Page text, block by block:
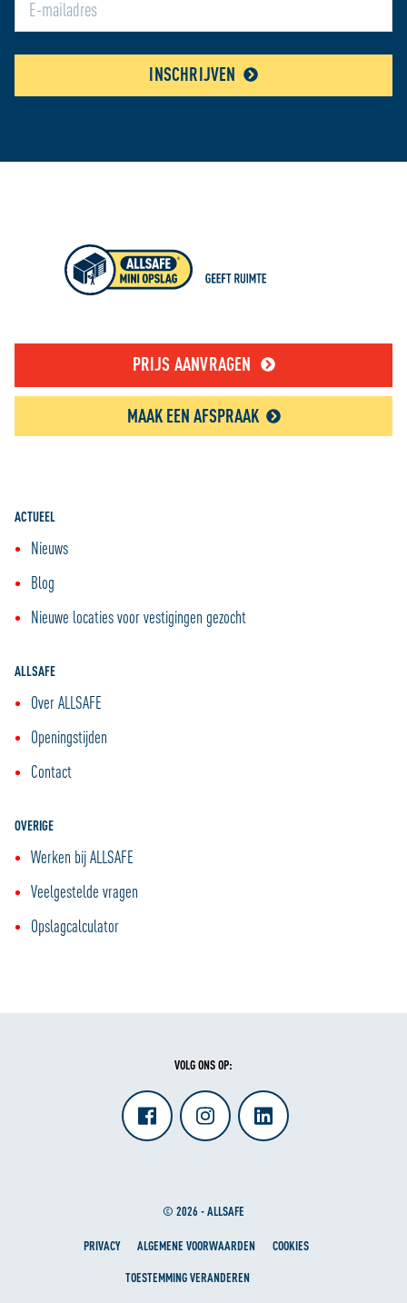
INSCHRIJVEN
PRIJS AANVRAGEN
MAAK EEN AFSPRAAK
ACTUEEL
Nieuws
Blog
Nieuwe locaties voor vestigingen gezocht
ALLSAFE
Over ALLSAFE
Openingstijden
Contact
OVERIGE
Werken bij ALLSAFE
Veelgestelde vragen
Opslagcalculator
VOLG ONS OP:
© 2026 - ALLSAFE
PRIVACY ALGEMENE VOORWAARDEN COOKIES
TOESTEMMING VERANDEREN